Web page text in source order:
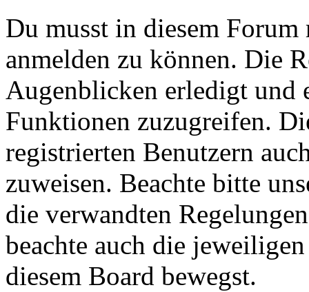
Du musst in diesem
anmelden zu können. Die
Augenblicken erledigt und
Funktionen zuzugreifen.
registrierten Benutzern
zuweisen. Beachte bitte
die verwandten
beachte auch die
diesem Board bewegst.